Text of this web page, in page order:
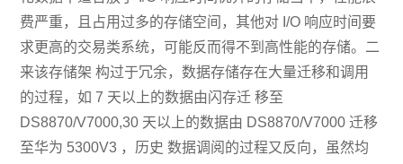
费严重，且占用过多的存储空间，其他对 I/O 响应时间要
求更高的交易类系统，可能反而得不到高性能的存储。二
来该存储架 构过于冗余，数据存储存在大量迁移和调用
的过程，如 7 天以上的数据由闪存迁 移至
DS8870/V7000,30 天以上的数据由 DS8870/V7000 迁移
至华为 5300V3 ，历史 数据调阅的过程又反向，虽然均